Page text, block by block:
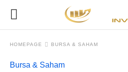
HOMEPAGE BURSA & SAHAM
Bursa & Saham